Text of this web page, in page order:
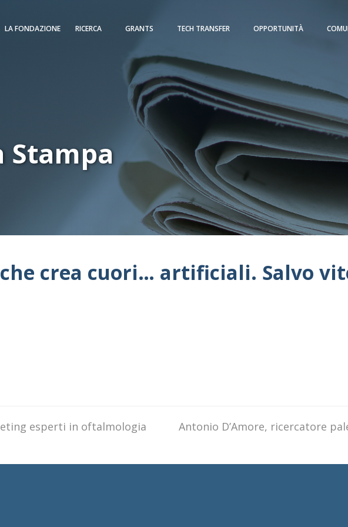
LA FONDAZIONE RICERCA GRANTS TECH TRANSFER OPPORTUNITÀ
Stampa
che crea cuori… artificiali. Salvo
esperti in oftalmologia
next
Antonio D’Amore, ricercatore